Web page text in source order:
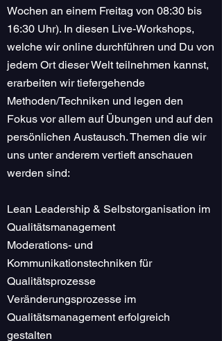
Wochen an einem Freitag von 08:30 bis
16:30 Uhr). In diesen Live-Workshops,
welche wir online durchführen und Du von
jedem Ort dieser Welt teilnehmen kannst,
erarbeiten wir tiefergehende
Methoden/Techniken und legen den
Fokus vor allem auf Übungen und auf den
persönlichen Austausch. Themen die wir
uns unter anderem vertieft anschauen
werden sind:
Lean Leadership & Selbstorganisation im
Qualitätsmanagement
Moderations- und
Kommunikationstechniken für
Qualitätsprozesse
Veränderungsprozesse im
Qualitätsmanagement erfolgreich
gestalten